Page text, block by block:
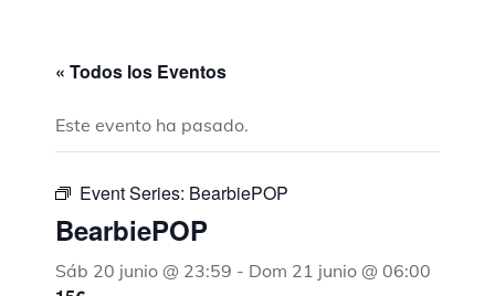
« Todos los Eventos
Este evento ha pasado.
Event Series: BearbiePOP
BearbiePOP
Sáb 20 junio @ 23:59 - Dom 21 junio @ 06:00